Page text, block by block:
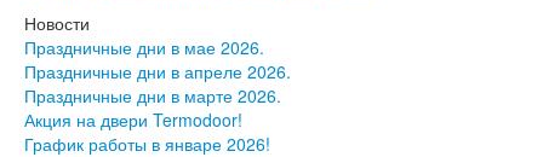
Новости
Праздничные дни в мае 2026.
Праздничные дни в апреле 2026.
Праздничные дни в марте 2026.
Акция на двери Termodoor!
График работы в январе 2026!